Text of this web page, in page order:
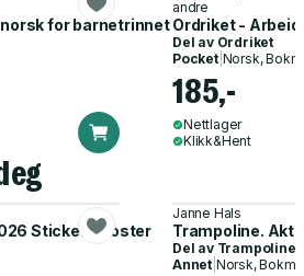
for barnetrinnet
andre
Ordriket -
Del av Ordriket
Pocket| Norsk,
185,-
Nettlager
Klikk&Hent
Sticker Booster
Janne Hals
Trampoline.
Del av Trampoline
Annet| Norsk,